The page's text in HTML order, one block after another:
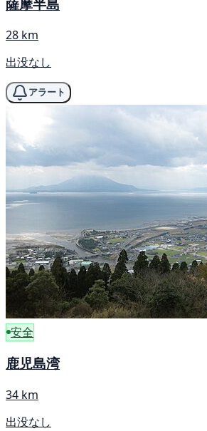
薩摩半島
28 km
出没なし
アラート
安全
鹿児島湾
34 km
出没なし